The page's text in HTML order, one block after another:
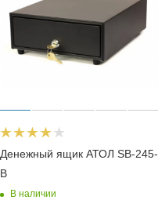
Денежный ящик АТОЛ SB-245-
B
В наличии